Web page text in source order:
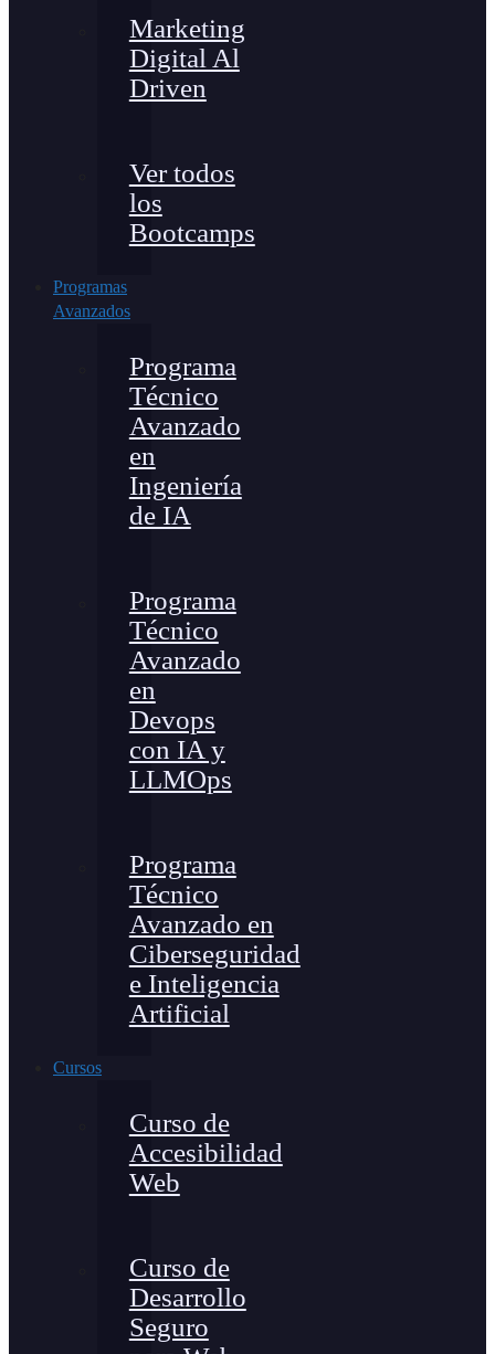
Marketing
Digital Al
Driven
Ver todos
los
Bootcamps
Programas
Avanzados
Programa
Técnico
Avanzado
en
Ingeniería
de IA
Programa
Técnico
Avanzado
en
Devops
con IA y
LLMOps
Programa
Técnico
Avanzado en
Ciberseguridad
e Inteligencia
Artificial
Cursos
Curso de
Accesibilidad
Web
Curso de
Desarrollo
Seguro